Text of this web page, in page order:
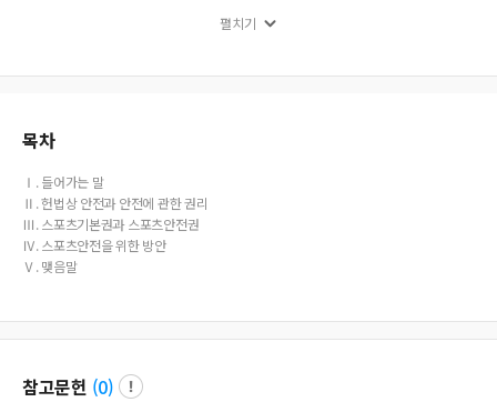
ety itself. Sports have become a part of the people s lives through popularizati
n the course of sports activities. While it is important to guarantee the rights of
safety of sportsmen, but also about the safety of the people. For this, it is neces
펼치기
목차
Ⅰ. 들어가는 말
Ⅱ. 헌법상 안전과 안전에 관한 권리
Ⅲ. 스포츠기본권과 스포츠안전권
Ⅳ. 스포츠안전을 위한 방안
Ⅴ. 맺음말
참고문헌 (0)